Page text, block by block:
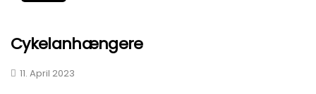
Cykelanhængere
11. April 2023